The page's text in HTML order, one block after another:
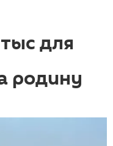
для
родину